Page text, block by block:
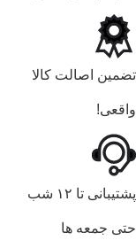
تضمین اصالت کالا
واقعی!
پشتیبانی تا ۱۲ شب
حتی جمعه ها